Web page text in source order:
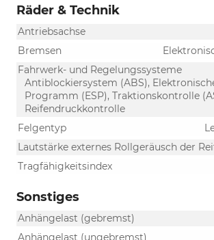
Räder & Technik
Antriebsachse
Bremsen
Fahrwerk- und Regelungssysteme
Antiblockiersystem (ABS),
Programm (ESP), Traktionskontrolle
Reifendruckkontrolle
Felgentyp
Lautstärke externes Rollgeräusch der
Tragfähigkeitsindex
Sonstiges
Anhängelast (gebremst)
Anhängelast (ungebremst)